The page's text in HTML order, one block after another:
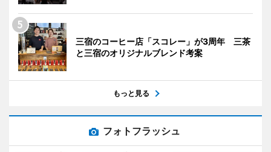
三宿のコーヒー店「スコレー」が3周年 三茶
と三宿のオリジナルブレンド考案
もっと見る
フォトフラッシュ